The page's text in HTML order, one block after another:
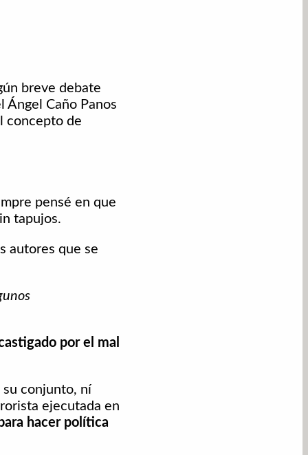
breve debate
Caño Panos
concepto de
pensé en que
tapujos.
autores que se
por el mal
su conjunto, ní
ejecutada en
hacer política